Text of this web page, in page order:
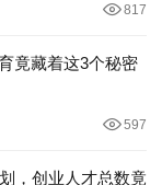
817
竟藏着这3个秘密
597
，创业人才总数竟